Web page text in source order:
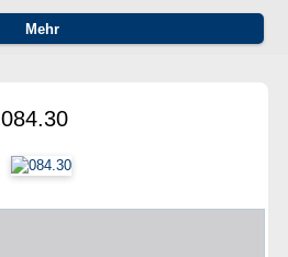
084.30